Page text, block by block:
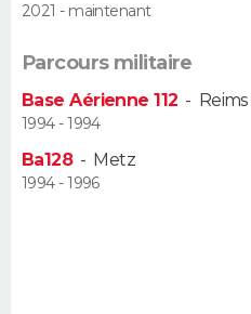
2021 - maintenant
Parcours militaire
Base Aérienne 112 - Reims
1994 - 1994
Ba128- Metz
1994 - 1996